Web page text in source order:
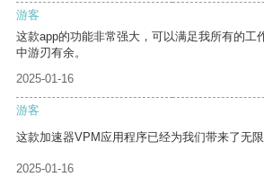
游客
这款app的功能非常强大，可以满足我所有的工
中游刃有余。
2025-01-16
游客
这款加速器VPM应用程序已经为我们带来了无限
2025-01-16